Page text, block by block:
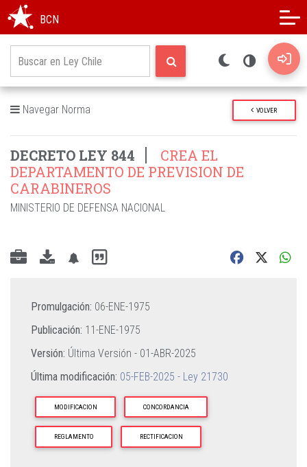
BCN
Navegar Norma VOLVER
DECRETO LEY 844
CREA EL
DEPARTAMENTO DE PREVISION DE
CARABINEROS
MINISTERIO DE DEFENSA NACIONAL
Promulgación: 06-ENE-1975
Publicación: 11-ENE-1975
Versión: Última Versión - 01-ABR-2025
Última modificación: 05-FEB-2025 - Ley 21730
MODIFICACION CONCORDANCIA
REGLAMENTO RECTIFICACION